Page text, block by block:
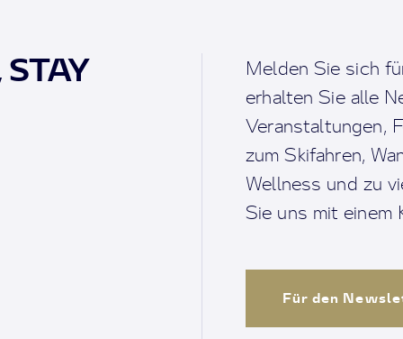
Melden Sie sich
erhalten Sie alle
Veranstaltungen,
zum Skifahren,
Wellness und zu
Sie uns mit einem
Für den